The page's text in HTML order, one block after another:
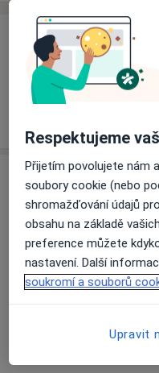
Zkušenosti
Odborník na:
Všeobecný praktický
Pacienti, které ošetřuji
Služby a ceník služeb
Celkové vyšetření
Detaily
Domácí návštěva
Detaily
Ekg - elektrokardiografie
Respektujeme
Přijetím povolujete nám
soubory cookie (nebo
shromažďování údajů
obsahu na základě
preference můžete
nastavení. Další
soukromí a souborů
Upravit